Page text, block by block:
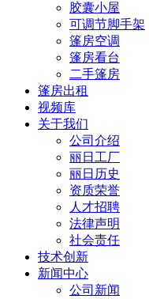
胶囊小屋
可调节脚手架
篷房空调
篷房看台
二手篷房
篷房出租
视频库
关于我们
公司介绍
丽日工厂
丽日历史
资质荣誉
人才招聘
法律声明
社会责任
技术创新
新闻中心
公司新闻